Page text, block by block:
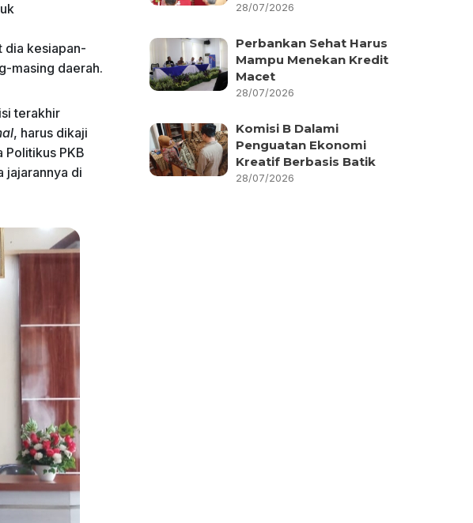
dia kesiapan-
masing daerah.
terakhir
, harus dikaji
Politikus PKB
jajarannya di
28/07/2026
Perbankan Sehat Harus
Mampu Menekan Kredit
Macet
28/07/2026
Komisi B Dalami
Penguatan Ekonomi
Kreatif Berbasis Batik
28/07/2026